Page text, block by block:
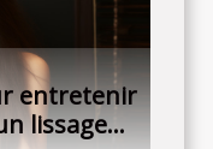
entretenir
lissage